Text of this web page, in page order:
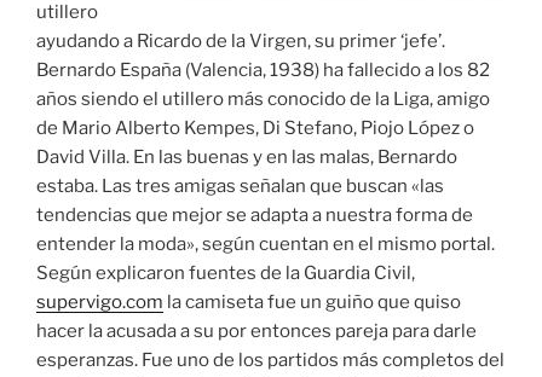
utillero
ayudando a Ricardo de la Virgen, su primer ‘jefe’.
Bernardo España (Valencia, 1938) ha fallecido a los 82
años siendo el utillero más conocido de la Liga, amigo
de Mario Alberto Kempes, Di Stefano, Piojo López o
David Villa. En las buenas y en las malas, Bernardo
estaba. Las tres amigas señalan que buscan «las
tendencias que mejor se adapta a nuestra forma de
entender la moda», según cuentan en el mismo portal.
Según explicaron fuentes de la Guardia Civil,
supervigo.com la camiseta fue un guiño que quiso
hacer la acusada a su por entonces pareja para darle
esperanzas. Fue uno de los partidos más completos del